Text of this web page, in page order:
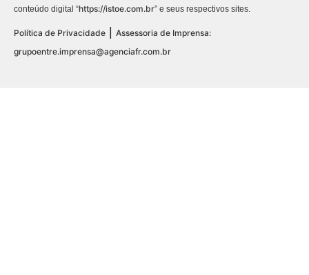
conteúdo digital “https://istoe.com.br” e seus respectivos sites.
Política de Privacidade
Assessoria de Imprensa:
grupoentre.imprensa@agenciafr.com.br